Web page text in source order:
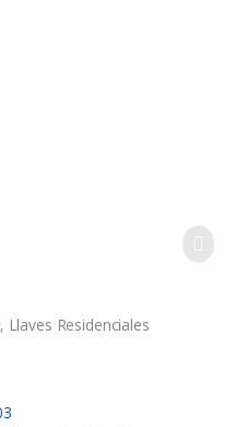
, Llaves Residenciales